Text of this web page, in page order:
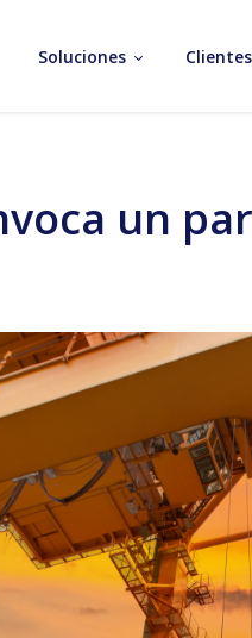
Soluciones Clientes
un